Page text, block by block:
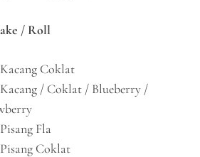
/ Roll
Coklat
/ Coklat / Blueberry /
Fla
Coklat